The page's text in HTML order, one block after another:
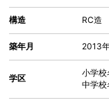
構造 RC造
築年月 2013
学区
小学校
中学校